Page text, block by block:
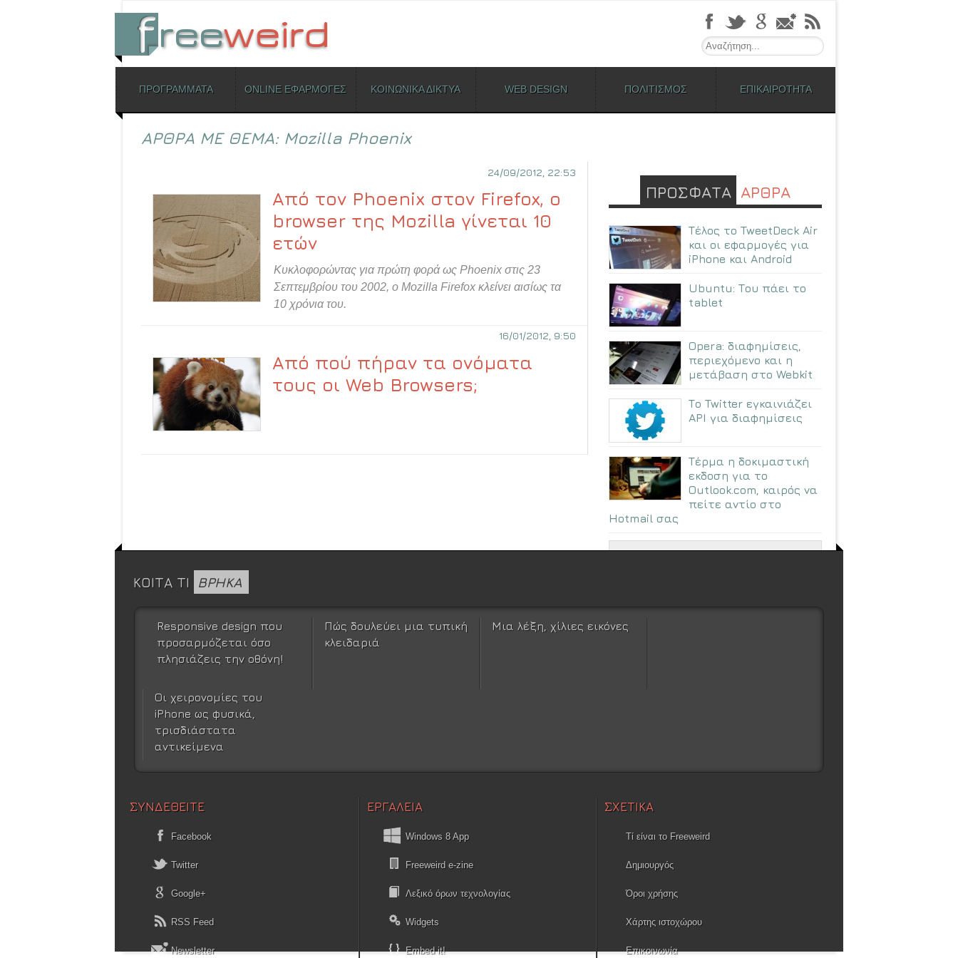
Search
Skip to content
ΠΡΟΓΡΑΜΜΑΤΑ ONLINE ΕΦΑΡΜΟΓΕΣ ΚΟΙΝΩΝΙΚΑ ΔΙΚΤΥΑ WEB DESIGN ΠΟΛΙΤΙΣΜΟΣ ΕΠΙΚΑΙΡΟΤΗΤΑ
ΑΡΘΡΑ ΜΕ ΘΕΜΑ: Mozilla Phoenix
24/09/2012, 22:53
Από τον Phoenix στον Firefox, ο
browser της Mozilla γίνεται 10
ετών
Κυκλοφορώντας για πρώτη φορά ως Phoenix στις 23
Σεπτεμβρίου του 2002, ο Mozilla Firefox κλείνει αισίως τα
10 χρόνια του.
16/01/2012, 9:50
Από πού πήραν τα ονόματα
τους οι Web Browsers;
ΠΡΟΣΦΑΤΑ ΑΡΘΡΑ
Τέλος το TweetDeck Air
και οι εφαρμογές για
iPhone και Android
Ubuntu: Tου πάει το
tablet
Opera: διαφημίσεις,
περιεχόμενο και η
μετάβαση στο Webkit
Το Twitter εγκαινιάζει
API για διαφημίσεις
Τέρμα η δοκιμαστική
εκδοση για το
Outlook.com, καιρός να
πείτε αντίο στο
Hotmail σας
ΚΟΙΤΑ ΤΙ
ΒΡΗΚΑ
Responsive design που
προσαρμόζεται όσο
πλησιάζεις την οθόνη!
Πώς δουλεύει μια τυπική
κλειδαριά
Μια λέξη, χίλιες εικόνες
Οι χειρονομίες του
iPhone ως φυσικά,
τρισδιάστατα
αντικείμενα
ΣΥΝΔΕΘΕΙΤΕ
Facebook
Twitter
Google+
RSS Feed
Newsletter
ΕΡΓΑΛΕΙΑ
Windows 8 App
Freeweird e-zine
Λεξικό όρων τεχνολογίας
Widgets
Embed it!
ΣΧΕΤΙΚΑ
Τί είναι το Freeweird
Δημιουργός
Όροι χρήσης
Χάρτης ιστοχώρου
Επικοινωνία